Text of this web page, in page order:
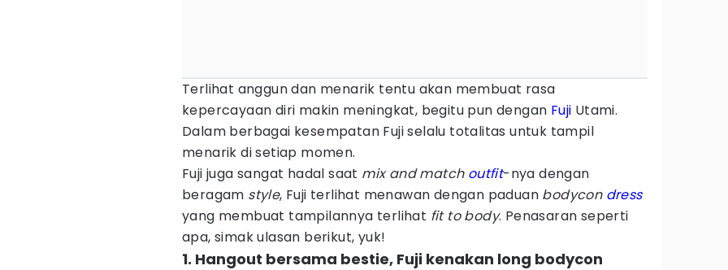
Terlihat anggun dan menarik tentu akan membuat rasa
kepercayaan diri makin meningkat, begitu pun dengan Fuji Utami.
Dalam berbagai kesempatan Fuji selalu totalitas untuk tampil
menarik di setiap momen.
Fuji juga sangat hadal saat mix and match outfit-nya dengan
beragam style, Fuji terlihat menawan dengan paduan bodycon dress
yang membuat tampilannya terlihat fit to body. Penasaran seperti
apa, simak ulasan berikut, yuk!
1. Hangout bersama bestie, Fuji kenakan long bodycon